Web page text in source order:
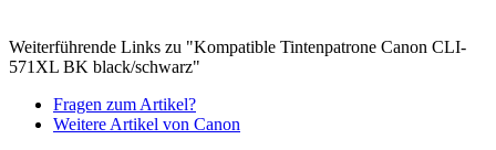
Weiterführende Links zu "Kompatible Tintenpatrone Canon CLI-
571XL BK black/schwarz"
Fragen zum Artikel?
Weitere Artikel von Canon